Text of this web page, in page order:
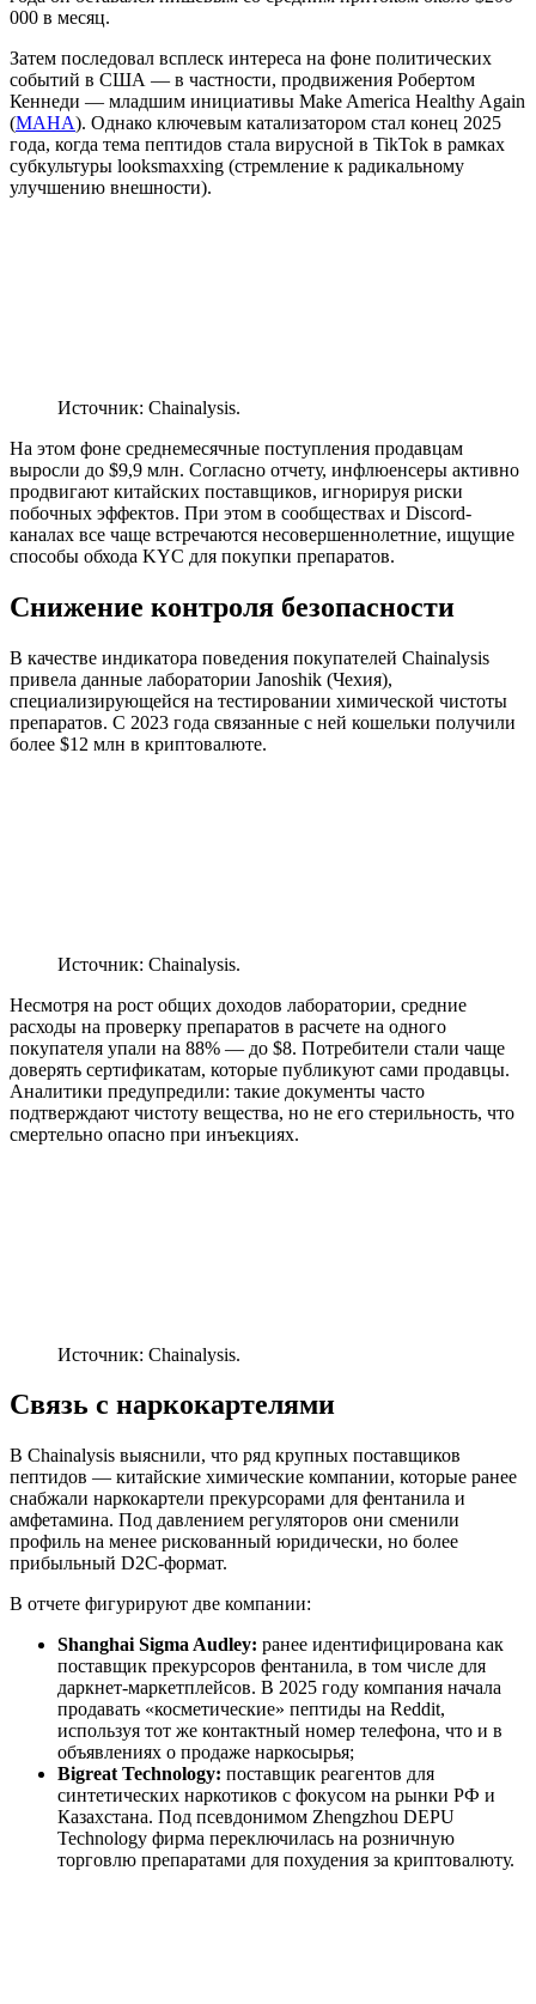
000 в месяц.
Затем последовал всплеск интереса на фоне политических
событий в США — в частности, продвижения Робертом
Кеннеди — младшим инициативы Make America Healthy Again
(MAHA). Однако ключевым катализатором стал конец 2025
года, когда тема пептидов стала вирусной в TikTok в рамках
субкультуры looksmaxxing (стремление к радикальному
улучшению внешности).
Источник: Chainalysis.
На этом фоне среднемесячные поступления продавцам
выросли до $9,9 млн. Согласно отчету, инфлюенсеры активно
продвигают китайских поставщиков, игнорируя риски
побочных эффектов. При этом в сообществах и Discord-
каналах все чаще встречаются несовершеннолетние, ищущие
способы обхода KYC для покупки препаратов.
Снижение контроля безопасности
В качестве индикатора поведения покупателей Chainalysis
привела данные лаборатории Janoshik (Чехия),
специализирующейся на тестировании химической чистоты
препаратов. С 2023 года связанные с ней кошельки получили
более $12 млн в криптовалюте.
Источник: Chainalysis.
Несмотря на рост общих доходов лаборатории, средние
расходы на проверку препаратов в расчете на одного
покупателя упали на 88% — до $8. Потребители стали чаще
доверять сертификатам, которые публикуют сами продавцы.
Аналитики предупредили: такие документы часто
подтверждают чистоту вещества, но не его стерильность, что
смертельно опасно при инъекциях.
Источник: Chainalysis.
Связь с наркокартелями
В Chainalysis выяснили, что ряд крупных поставщиков
пептидов — китайские химические компании, которые ранее
снабжали наркокартели прекурсорами для фентанила и
амфетамина. Под давлением регуляторов они сменили
профиль на менее рискованный юридически, но более
прибыльный D2C-формат.
В отчете фигурируют две компании:
Shanghai Sigma Audley: ранее идентифицирована как
поставщик прекурсоров фентанила, в том числе для
даркнет-маркетплейсов. В 2025 году компания начала
продавать «косметические» пептиды на Reddit,
используя тот же контактный номер телефона, что и в
объявлениях о продаже наркосырья;
Bigreat Technology: поставщик реагентов для
синтетических наркотиков с фокусом на рынки РФ и
Казахстана. Под псевдонимом Zhengzhou DEPU
Technology фирма переключилась на розничную
торговлю препаратами для похудения за криптовалюту.